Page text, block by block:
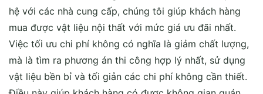
vật liệu bền bỉ và tối giản các chi phí không cần thiết.
Điều này giúp khách hàng có được không gian quán
cafe đẹp và chất lượng mà vẫn nằm trong ngân sách
dự kiến.
Lập dự toán rõ ràng, lựa chọn vật liệu phù hợp với